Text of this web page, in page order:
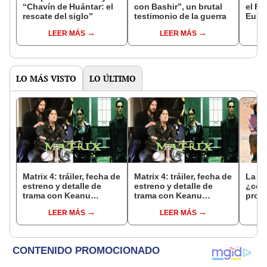
“Chavín de Huántar: el
rescate del siglo”
LEER MÁS
con Bashir”, un brutal
testimonio de la guerra
LEER MÁS
el
LO MÁS VISTO LO ÚLTIMO
Matrix 4: tráiler, fecha de
estreno y detalle de
trama con Keanu
LEER MÁS
Matrix 4: tráiler, fecha de
estreno y detalle de
trama con Keanu
LEER MÁS
La